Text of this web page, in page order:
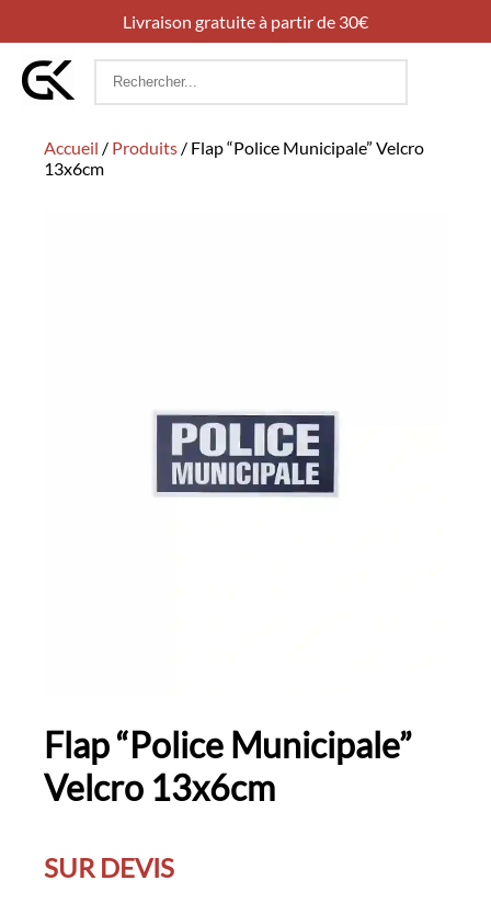
Livraison gratuite à partir de 30€
Rechercher
Accueil / Produits / Flap “Police Municipale” Velcro
13x6cm
Flap “Police Municipale”
Velcro 13x6cm
SUR DEVIS